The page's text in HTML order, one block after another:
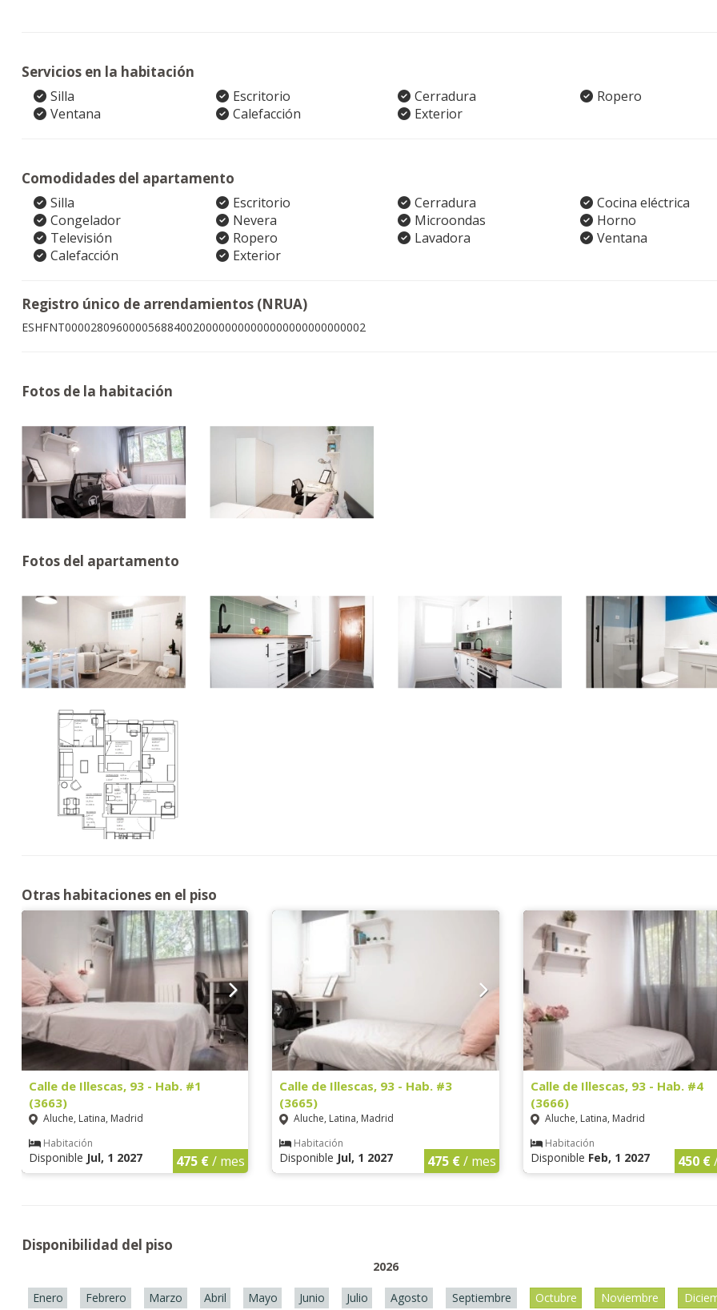
Servicios en la habitación
Silla Escritorio Cerradura
Ropero
Ventana
Calefacción Exterior
Comodidades del apartamento
Silla Escritorio Cerradura
Cocina eléctrica
Congelador
Nevera Microondas
Horno
Televisión
Ropero Lavadora
Ventana
Calefacción
Exterior
Registro único de arrendamientos (NRUA)
ESHFNT00002809600005688400200000000000000000000000002
Fotos de la habitación
Fotos del apartamento
Otras habitaciones en el piso
Calle de Illescas, 93 - Hab. #1
(3663)
Aluche, Latina, Madrid
Habitación
Disponible Jul, 1 2027 475 €/ mes
Calle de Illescas, 93 - Hab. #3
(3665)
Aluche, Latina, Madrid
Habitación
Disponible Jul, 1 2027 475 €/ mes
Calle de Illescas, 93 - Hab. #4
(3666)
Aluche, Latina, Madrid
Habitación
Disponible Feb, 1 2027 450 €
Disponibilidad del piso
2026
Enero Febrero Marzo Abril Mayo Junio Julio Agosto Septiembre Octubre Noviembre